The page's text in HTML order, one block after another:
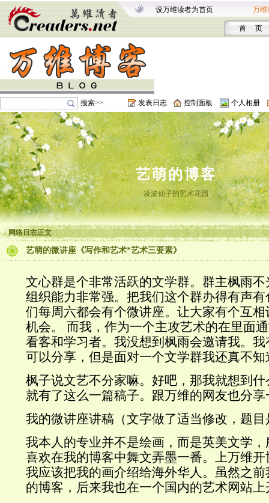
设万维读者为首页 万维
首 页
搜索>> 发表日志 控制面板 个人相册
艺萌的博客
凌波仙子的艺术花园
网络日志正文
艺萌的微讲座《写作和艺术*艺术三要素》
文心群是个非常活跃的文学群。群主枫雨
组织能力非常强。把我们这个群办得有声
们每周六都会有个微讲座。让大家有个互
机会。 而我，作为一个主攻艺术的在里面
看客和学习者。我没想到枫雨会邀请我。
可以分享，但是面对一个文学群我还真不
枫子说文艺不分家嘛。好吧，那我就想到
就有了这么一篇稿子。跟万维的网友也分享
我的微讲座讲稿（文字做了适当修改，题
我本人的专业并不是绘画，而是英美文学
喜欢在我的博客中舞文弄墨一番。上万维
我应该把我的画介绍给海外华人。虽然之
的博客，后来我也在一个国内的艺术网站